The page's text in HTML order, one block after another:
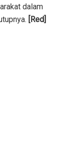
dalam
[Red]